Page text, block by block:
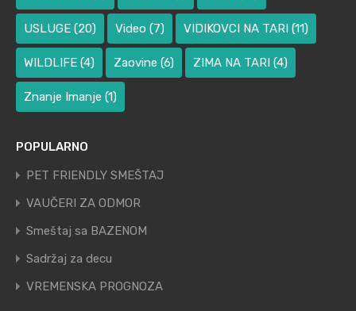
USLUGE (20) Video (7) VIDIKOVCI NA TARI (11)
WILDLIFE (4) Zaovine (6) ZIMA NA TARI (4)
Znanje Imanje (1)
POPULARNO
PET FRIENDLY SMEŠTAJ
VAUČERI ZA ODMOR
Smeštaj sa BAZENOM
Sadržaj za decu
VREMENSKA PROGNOZA